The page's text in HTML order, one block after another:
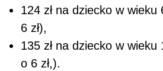
124 zł na dziecko w
6 zł),
135 zł na dziecko w
o 6 zł,).